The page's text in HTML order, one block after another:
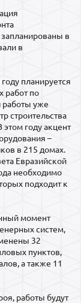
в
в
планируется
работ по
уже
строительства
году акцент
–
в 215 домах.
Евразийской
необходимо
подходит к
момент
систем,
32
пунктов,
а также 11
работы будут